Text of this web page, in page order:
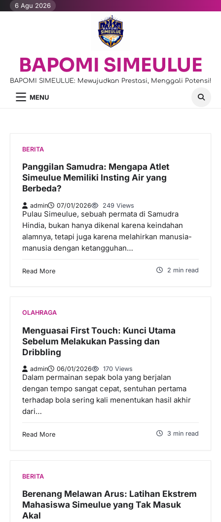
Skip6 Agu 2026
BAPOMI SIMEULUE
BAPOMI SIMEULUE: Mewujudkan Prestasi, Menggali Potensi!
MENU
BERITA
Panggilan Samudra: Mengapa Atlet
Simeulue Memiliki Insting Air yang
Berbeda?
admin 07/01/2026 249 Views
Pulau Simeulue, sebuah permata di Samudra
Hindia, bukan hanya dikenal karena keindahan
alamnya, tetapi juga karena melahirkan manusia-
manusia dengan ketangguhan…
Read More 2 min read
OLAHRAGA
Menguasai First Touch: Kunci Utama
Sebelum Melakukan Passing dan
Dribbling
admin 06/01/2026 170 Views
Dalam permainan sepak bola yang berjalan
dengan tempo sangat cepat, sentuhan pertama
terhadap bola sering kali menentukan hasil akhir
dari…
Read More 3 min read
BERITA
Berenang Melawan Arus: Latihan Ekstrem
Mahasiswa Simeulue yang Tak Masuk
Akal